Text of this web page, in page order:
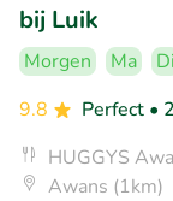
bij Luik
Morgen Ma Di
9.8
Perfect •
HUGGYS
Awans (1km)